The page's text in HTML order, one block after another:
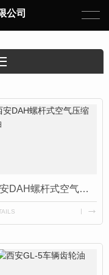
公司
西安DAH螺杆式空气压缩机油